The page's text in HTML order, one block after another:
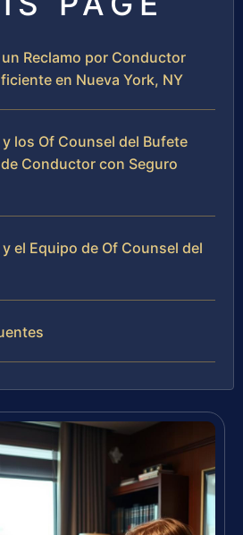
Reclamo por Conductor
en Nueva York, NY
y los Of Counsel del Bufete
Conductor con Seguro
y el Equipo de Of Counsel del